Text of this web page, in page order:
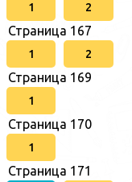
1 2
Страница 167
1 2
Страница 169
1
Страница 170
1
Страница 171